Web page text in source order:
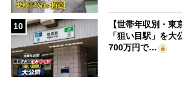
10
【世帯年収別・
「狙い目駅」を大
700万円で…